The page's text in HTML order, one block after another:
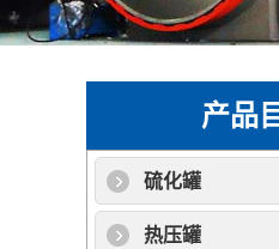
产品
硫化罐
热压罐